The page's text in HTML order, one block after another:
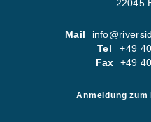
22045
Mail
Tel
+49
Fax
+49
Anmeldung